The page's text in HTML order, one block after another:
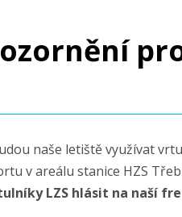
naše letiště využívat
v areálu stanice HZS
LZS hlásit na naší